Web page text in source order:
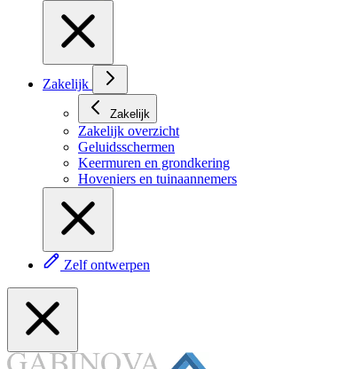
Zakelijk
Zakelijk
Zakelijk overzicht
Geluidsschermen
Keermuren en grondkering
Hoveniers en tuinaannemers
Zelf ontwerpen